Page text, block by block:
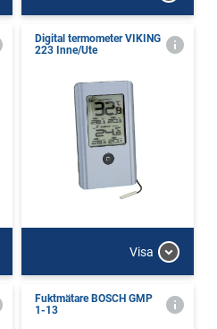
Digital termometer VIKING
223 Inne/Ute
Visa
Fuktmätare BOSCH GMP
1-13